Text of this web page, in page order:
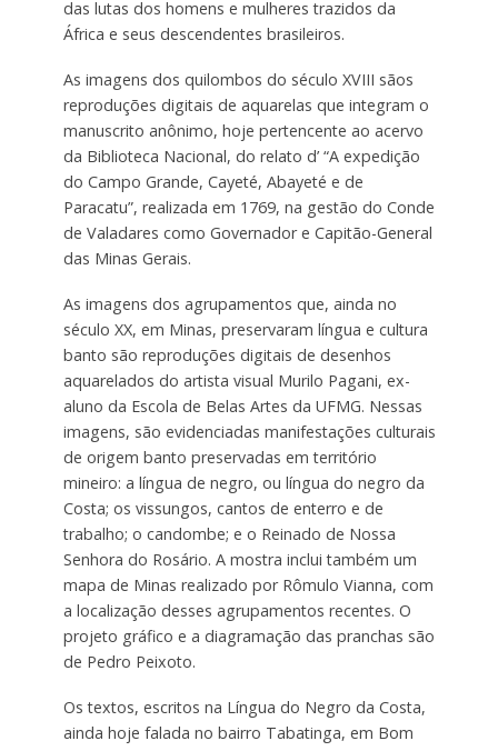
das lutas dos homens e mulheres trazidos da
África e seus descendentes brasileiros.
As imagens dos quilombos do século XVIII sãos
reproduções digitais de aquarelas que integram o
manuscrito anônimo, hoje pertencente ao acervo
da Biblioteca Nacional, do relato d’ “A expedição
do Campo Grande, Cayeté, Abayeté e de
Paracatu”, realizada em 1769, na gestão do Conde
de Valadares como Governador e Capitão-General
das Minas Gerais.
As imagens dos agrupamentos que, ainda no
século XX, em Minas, preservaram língua e cultura
banto são reproduções digitais de desenhos
aquarelados do artista visual Murilo Pagani, ex-
aluno da Escola de Belas Artes da UFMG. Nessas
imagens, são evidenciadas manifestações culturais
de origem banto preservadas em território
mineiro: a língua de negro, ou língua do negro da
Costa; os vissungos, cantos de enterro e de
trabalho; o candombe; e o Reinado de Nossa
Senhora do Rosário. A mostra inclui também um
mapa de Minas realizado por Rômulo Vianna, com
a localização desses agrupamentos recentes. O
projeto gráfico e a diagramação das pranchas são
de Pedro Peixoto.
Os textos, escritos na Língua do Negro da Costa,
ainda hoje falada no bairro Tabatinga, em Bom